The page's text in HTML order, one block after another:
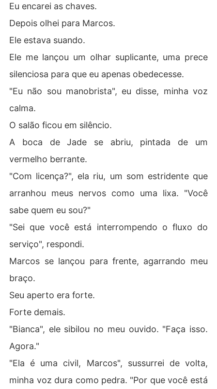
Eu encarei as chaves.
Depois olhei para Marcos.
Ele estava suando.
Ele me lançou um olhar suplicante, uma prece
silenciosa para que eu apenas obedecesse.
"Eu não sou manobrista", eu disse, minha voz
calma.
O salão ficou em silêncio.
A boca de Jade se abriu, pintada de um
vermelho berrante.
"Com licença?", ela riu, um som estridente que
arranhou meus nervos como uma lixa. "Você
sabe quem eu sou?"
"Sei que você está interrompendo o fluxo do
serviço", respondi.
Marcos se lançou para frente, agarrando meu
braço.
Seu aperto era forte.
Forte demais.
"Bianca", ele sibilou no meu ouvido. "Faça isso.
Agora."
"Ela é uma civil, Marcos", sussurrei de volta,
minha voz dura como pedra. "Por que você está